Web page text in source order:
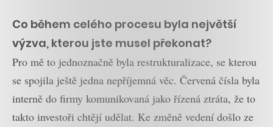
Co během celého procesu byla největší
výzva, kterou jste musel překonat?
Pro mě to jednoznačně byla restrukturalizace, se kterou
se spojila ještě jedna nepříjemná věc. Červená čísla byla
interně do firmy komunikovaná jako řízená ztráta, že to
takto investoři chtějí udělat. Ke změně vedení došlo ze